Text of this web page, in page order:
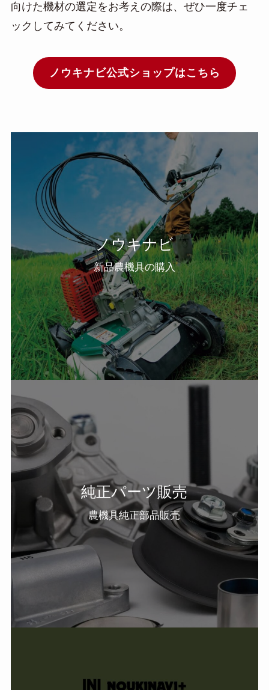
向けた機材の選定をお考えの際は、ぜひ一度チェ
ックしてみてください。
ノウキナビ公式ショップはこちら
ノウキナビ
新品農機具の購入
純正パーツ販売
農機具純正部品販売